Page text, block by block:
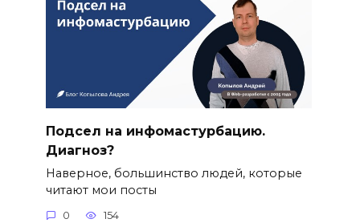
Подсел на инфомастурбацию.
Диагноз?
Наверное, большинство людей, которые
читают мои посты
0 154